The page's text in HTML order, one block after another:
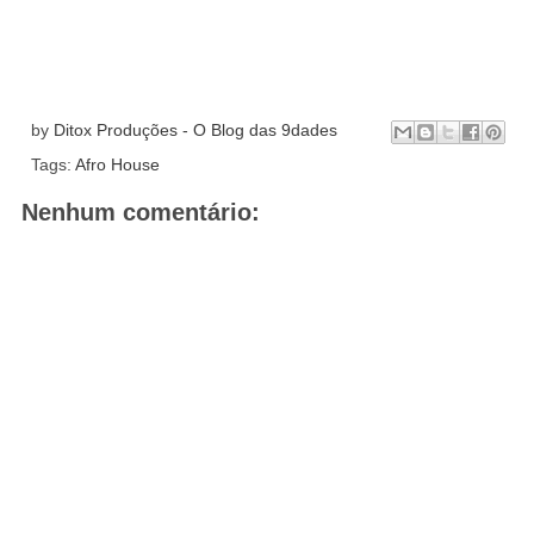
by Ditox Produções - O Blog das 9dades
Tags: Afro House
Nenhum comentário: